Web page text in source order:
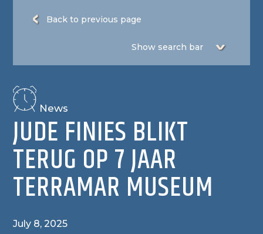
Back to previous page
News
JUDE FINIES BLIKT
TERUG OP 7 JAAR
TERRAMAR MUSEUM
July 8, 2025